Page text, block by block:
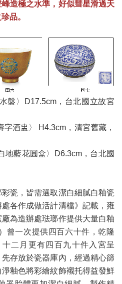
造極之水準，好似彗星滑過天
品。
盤〉D17.5cm，台北國立故宮
酒盅〉 H4.3cm，清宮舊藏，
地藍花圓盒〉D6.3cm，台北國
瓷，皆需選取潔白細膩白釉瓷
各作成做活計清檔》記載，雍
為造辦處琺瑯作提供大量白釉
曾一次提供四百六十件，乾隆
二月更有四百九十件入宮呈
存放於瓷器庫內，經過精心篩
釉色將彩繪紋飾襯托得益發鮮